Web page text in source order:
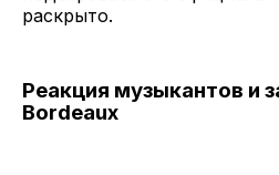
раскрыто.
Реакция музыкантов и
Bordeaux